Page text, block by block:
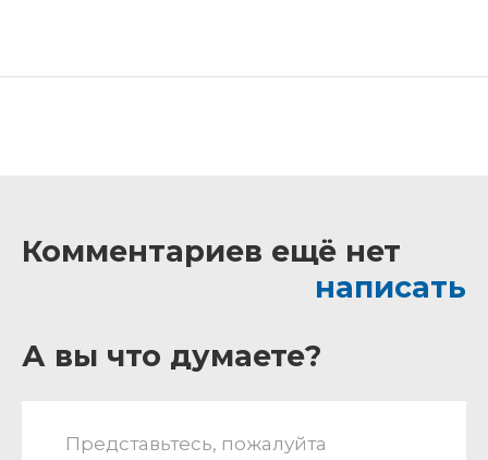
Комментариев ещё нет
написать
А вы что думаете?